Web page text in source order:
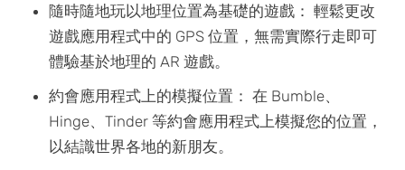
隨時隨地玩以地理位置為基礎的遊戲： 輕鬆更改
遊戲應用程式中的 GPS 位置，無需實際行走即可
體驗基於地理的 AR 遊戲。
約會應用程式上的模擬位置： 在 Bumble、
Hinge、Tinder 等約會應用程式上模擬您的位置，
以結識世界各地的新朋友。